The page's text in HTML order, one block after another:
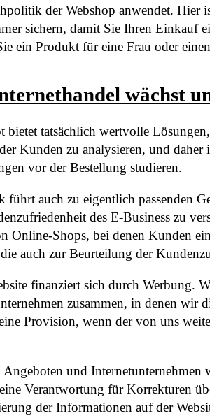
der Webshop anwendet. Hier
sichern, damit Sie Ihren Einkauf
ein Produkt für eine Frau oder
wächst
bietet tatsächlich wertvolle
Kunden zu analysieren, und daher
vor der Bestellung studieren.
führt auch zu eigentlich passenden
des E-Business zu
Online-Shops, bei denen Kunden
auch zur Beurteilung der
finanziert sich durch Werbung.
zusammen, in denen wir
Provision, wenn der von uns
Angeboten und
Verantwortung für Korrekturen
der Informationen auf der